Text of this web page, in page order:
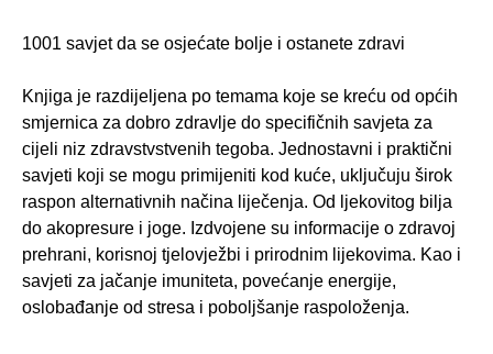
1001 savjet da se osjećate bolje i ostanete zdravi
Knjiga je razdijeljena po temama koje se kreću od općih
smjernica za dobro zdravlje do specifičnih savjeta za
cijeli niz zdravstvstvenih tegoba. Jednostavni i praktični
savjeti koji se mogu primijeniti kod kuće, uključuju širok
raspon alternativnih načina liječenja. Od ljekovitog bilja
do akopresure i joge. Izdvojene su informacije o zdravoj
prehrani, korisnoj tjelovježbi i prirodnim lijekovima. Kao i
savjeti za jačanje imuniteta, povećanje energije,
oslobađanje od stresa i poboljšanje raspoloženja.